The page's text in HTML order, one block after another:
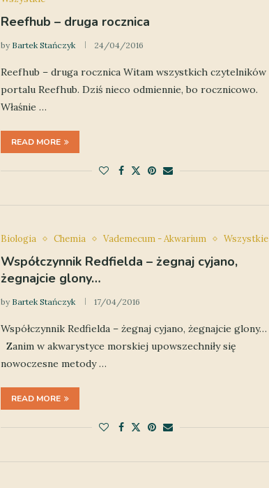
Reefhub – druga rocznica
by Bartek Stańczyk 24/04/2016
Reefhub – druga rocznica Witam wszystkich czytelników
portalu Reefhub. Dziś nieco odmiennie, bo rocznicowo.
Właśnie …
READ MORE
Biologia Chemia Vademecum - Akwarium Wszystkie
Współczynnik Redfielda – żegnaj cyjano,
żegnajcie glony…
by Bartek Stańczyk 17/04/2016
Współczynnik Redfielda – żegnaj cyjano, żegnajcie glony…
Zanim w akwarystyce morskiej upowszechniły się
nowoczesne metody …
READ MORE